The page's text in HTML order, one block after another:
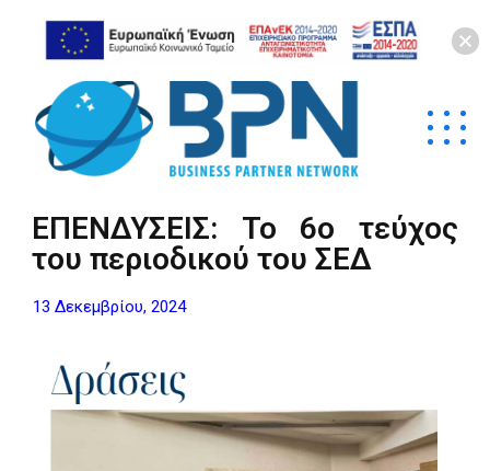
ΕΠΕΝΔΥΣΕΙΣ: Το 6o τεύχος
του περιοδικού του ΣΕΔ
13 Δεκεμβρίου, 2024